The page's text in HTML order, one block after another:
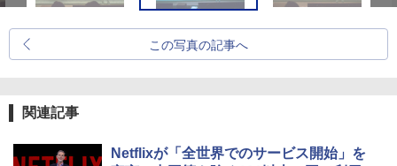
この写真の記事へ
関連記事
Netflixが「全世界でのサービス開始」を